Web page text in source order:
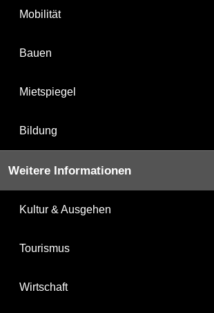
Mobilität
Bauen
Mietspiegel
Bildung
Weitere Informationen
Kultur & Ausgehen
Tourismus
Wirtschaft